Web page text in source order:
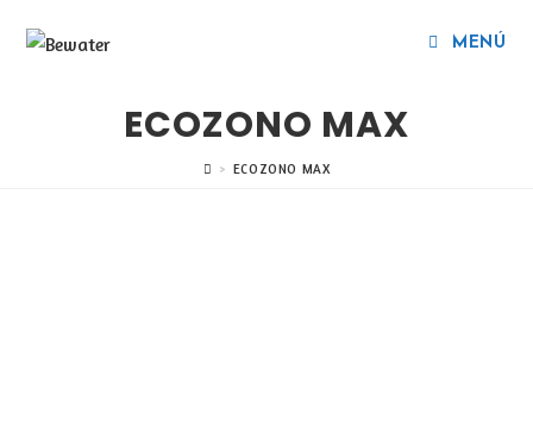
MENÚ
ECOZONO MAX
> ECOZONO MAX